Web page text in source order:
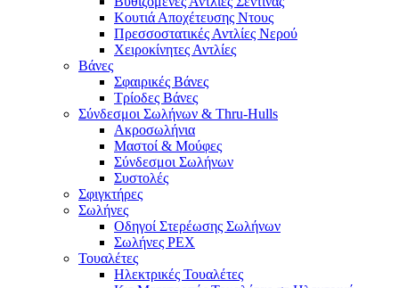
Κουτιά Αποχέτευσης Ντους
Πρεσσοστατικές Αντλίες Νερού
Χειροκίνητες Αντλίες
Βάνες
Σφαιρικές Βάνες
Τρίοδες Βάνες
Σύνδεσμοι Σωλήνων & Thru-Hulls
Ακροσωλήνια
Μαστοί & Μούφες
Σύνδεσμοι Σωλήνων
Συστολές
Σφιγκτήρες
Σωλήνες
Οδηγοί Στερέωσης Σωλήνων
Σωλήνες PEX
Τουαλέτες
Ηλεκτρικές Τουαλέτες